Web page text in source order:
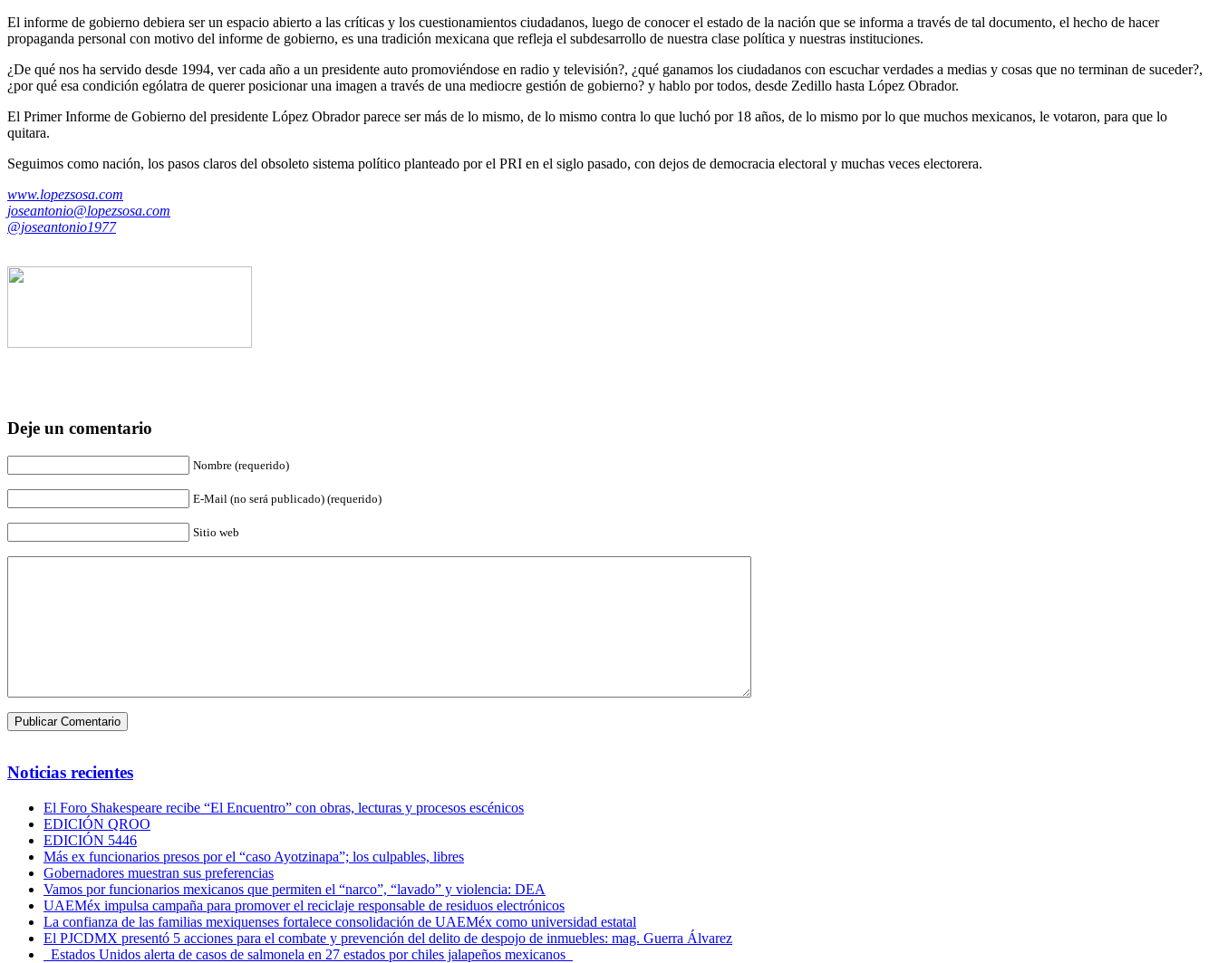
El informe de gobierno debiera ser un espacio abierto a las críticas y los cuestionamientos ciudadanos, luego de conocer el estado de la nación que se informa a través de tal documento, el hecho de hacer
propaganda personal con motivo del informe de gobierno, es una tradición mexicana que refleja el subdesarrollo de nuestra clase política y nuestras instituciones.
¿De qué nos ha servido desde 1994, ver cada año a un presidente auto promoviéndose en radio y televisión?, ¿qué ganamos los ciudadanos con escuchar verdades a medias y cosas que no terminan de suceder?,
¿por qué esa condición ególatra de querer posicionar una imagen a través de una mediocre gestión de gobierno? y hablo por todos, desde Zedillo hasta López Obrador.
El Primer Informe de Gobierno del presidente López Obrador parece ser más de lo mismo, de lo mismo contra lo que luchó por 18 años, de lo mismo por lo que muchos mexicanos, le votaron, para que lo
quitara.
Seguimos como nación, los pasos claros del obsoleto sistema político planteado por el PRI en el siglo pasado, con dejos de democracia electoral y muchas veces electorera.
www.lopezsosa.com
joseantonio@lopezsosa.com
@joseantonio1977
Deje un comentario
Nombre (requerido)
E-Mail (no será publicado) (requerido)
Sitio web
Noticias recientes
El Foro Shakespeare recibe “El Encuentro” con obras, lecturas y procesos escénicos
EDICIÓN QROO
EDICIÓN 5446
Más ex funcionarios presos por el “caso Ayotzinapa”; los culpables, libres
Gobernadores muestran sus preferencias
Vamos por funcionarios mexicanos que permiten el “narco”, “lavado” y violencia: DEA
UAEMéx impulsa campaña para promover el reciclaje responsable de residuos electrónicos
La confianza de las familias mexiquenses fortalece consolidación de UAEMéx como universidad estatal
El PJCDMX presentó 5 acciones para el combate y prevención del delito de despojo de inmuebles: mag. Guerra Álvarez
Estados Unidos alerta de casos de salmonela en 27 estados por chiles jalapeños mexicanos